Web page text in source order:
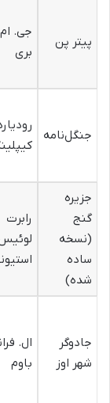
پیتر پن
جی.
بری
جنگل‌نامه
جزیره
گنج
(نسخه
ساده
شده)
رابرت
جادوگر
شهر اوز
ال.
باوم